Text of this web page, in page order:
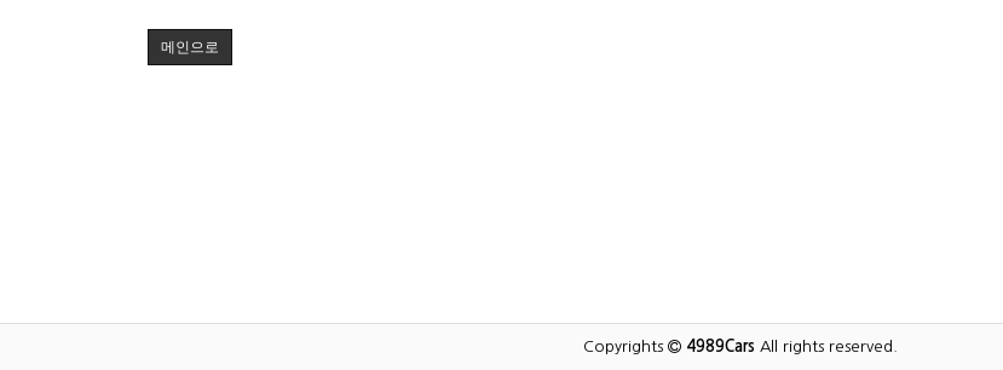
메인으로
Copyrights 4989Cars All rights reserved.